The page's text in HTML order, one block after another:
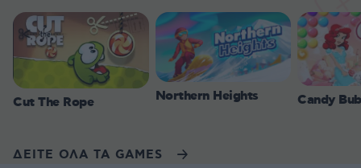
Cut The Rope Northern Heights Candy
ΔΕΙΤΕ ΟΛΑ ΤΑ GAMES